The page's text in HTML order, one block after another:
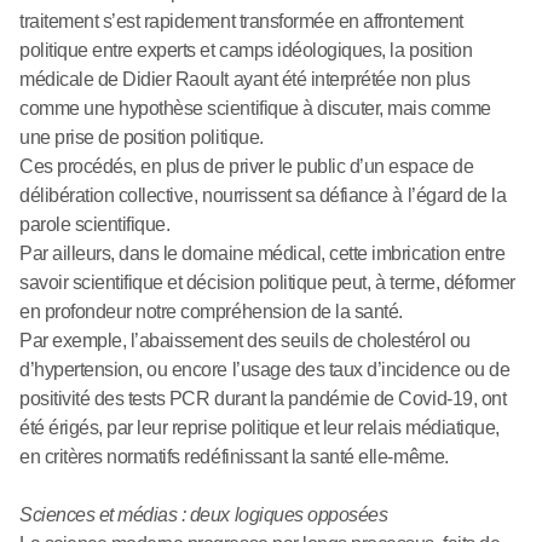
traitement s’est rapidement transformée en affrontement
politique entre experts et camps idéologiques, la position
médicale de Didier Raoult ayant été interprétée non plus
comme une hypothèse scientifique à discuter, mais comme
une prise de position politique.
Ces procédés, en plus de priver le public d’un espace de
délibération collective, nourrissent sa défiance à l’égard de la
parole scientifique.
Par ailleurs, dans le domaine médical, cette imbrication entre
savoir scientifique et décision politique peut, à terme, déformer
en profondeur notre compréhension de la santé.
Par exemple, l’abaissement des seuils de cholestérol ou
d’hypertension, ou encore l’usage des taux d’incidence ou de
positivité des tests PCR durant la pandémie de Covid-19, ont
été érigés, par leur reprise politique et leur relais médiatique,
en critères normatifs redéfinissant la santé elle-même.
Sciences et médias : deux logiques opposées